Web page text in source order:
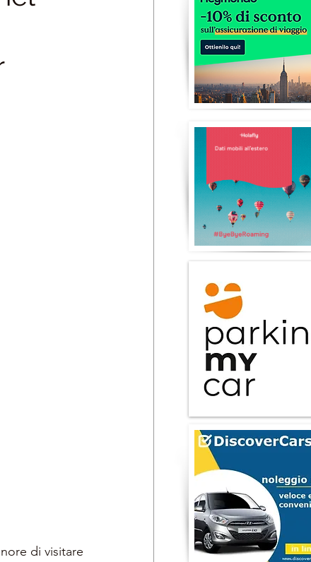
di visitare